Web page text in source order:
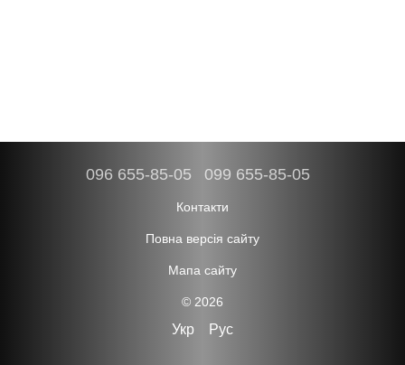
096 655-85-05 099 655-85-05
Контакти
Повна версія сайту
Мапа сайту
© 2026
Укр Рус